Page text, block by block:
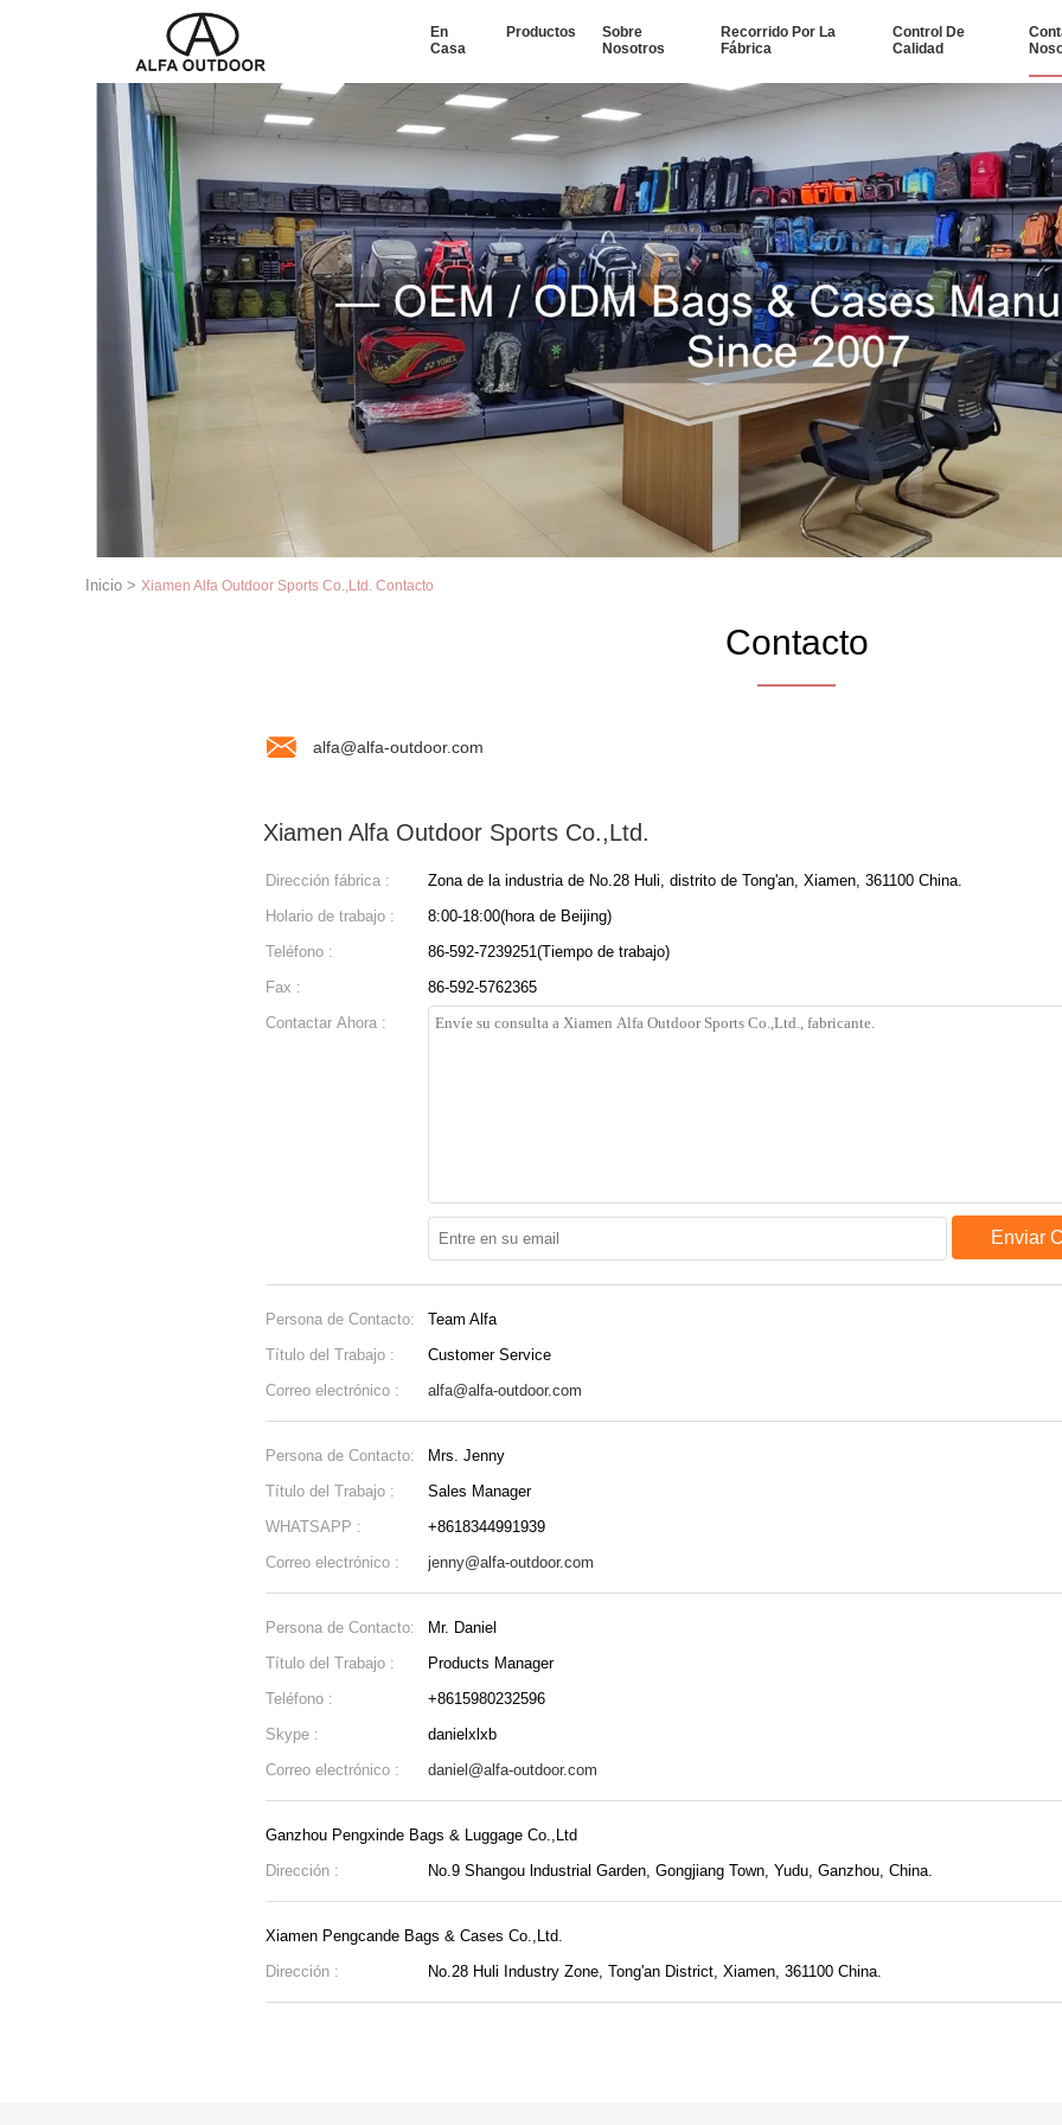
En
Casa
Productos
Sobre
Nosotros
Recorrido Por La
Fábrica
Control De
Calidad
Inicio > Xiamen Alfa Outdoor Sports Co.,Ltd. Contacto
Contacto
alfa@alfa-outdoor.com
Xiamen Alfa Outdoor Sports Co.,Ltd.
Dirección fábrica :
Zona de la industria de No.28 Huli, distrito de Tong'an, Xiamen, 361100 China.
Holario de trabajo :
8:00-18:00(hora de Beijing)
Teléfono :
86-592-7239251(Tiempo de trabajo)
Fax :
86-592-5762365
Contactar Ahora :
Enviar
Persona de Contacto:
Team Alfa
Título del Trabajo :
Customer Service
Correo electrónico :
alfa@alfa-outdoor.com
Persona de Contacto:
Mrs. Jenny
Título del Trabajo :
Sales Manager
WHATSAPP :
+8618344991939
Correo electrónico :
jenny@alfa-outdoor.com
Persona de Contacto:
Mr. Daniel
Título del Trabajo :
Products Manager
Teléfono :
+8615980232596
Skype :
danielxlxb
Correo electrónico :
daniel@alfa-outdoor.com
Ganzhou Pengxinde Bags & Luggage Co.,Ltd
Dirección :
No.9 Shangou lndustrial Garden, Gongjiang Town, Yudu, Ganzhou, China.
Xiamen Pengcande Bags & Cases Co.,Ltd.
Dirección :
No.28 Huli Industry Zone, Tong'an District, Xiamen, 361100 China.